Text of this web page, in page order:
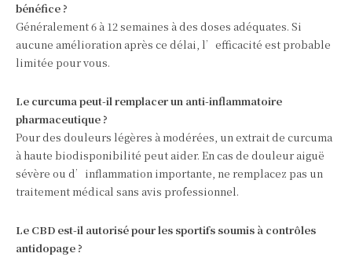
bénéfice ?
Généralement 6 à 12 semaines à des doses adéquates. Si
aucune amélioration après ce délai, l’efficacité est probable
limitée pour vous.
Le curcuma peut-il remplacer un anti-inflammatoire
pharmaceutique ?
Pour des douleurs légères à modérées, un extrait de curcuma
à haute biodisponibilité peut aider. En cas de douleur aiguë
sévère ou d’inflammation importante, ne remplacez pas un
traitement médical sans avis professionnel.
Le CBD est-il autorisé pour les sportifs soumis à contrôles
antidopage ?